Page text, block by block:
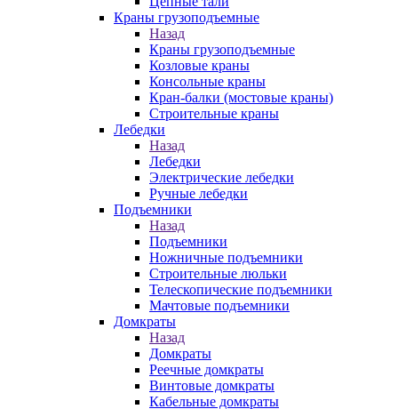
Краны грузоподъемные
Назад
Краны грузоподъемные
Козловые краны
Консольные краны
Кран-балки (мостовые краны)
Строительные краны
Лебедки
Назад
Лебедки
Электрические лебедки
Ручные лебедки
Подъемники
Назад
Подъемники
Ножничные подъемники
Строительные люльки
Телескопические подъемники
Мачтовые подъемники
Домкраты
Назад
Домкраты
Реечные домкраты
Винтовые домкраты
Кабельные домкраты